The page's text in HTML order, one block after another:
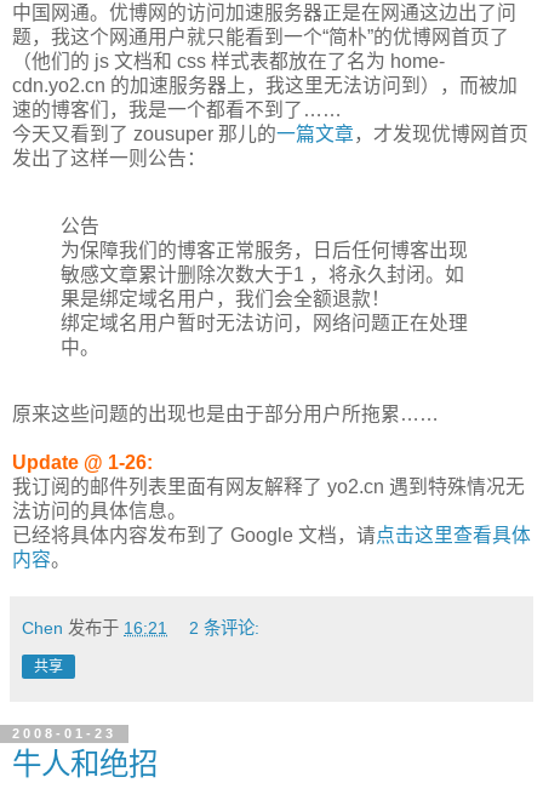
中国网通。优博网的访问加速服务器正是在网通这边出了问
题，我这个网通用户就只能看到一个“简朴”的优博网首页了
（他们的 js 文档和 css 样式表都放在了名为 home-
cdn.yo2.cn 的加速服务器上，我这里无法访问到），而被加
速的博客们，我是一个都看不到了……
今天又看到了 zousuper 那儿的一篇文章，才发现优博网首页
发出了这样一则公告：
公告
为保障我们的博客正常服务，日后任何博客出现
敏感文章累计删除次数大于1 ，将永久封闭。如
果是绑定域名用户，我们会全额退款！
绑定域名用户暂时无法访问，网络问题正在处理
中。
原来这些问题的出现也是由于部分用户所拖累……
Update @ 1-26:
我订阅的邮件列表里面有网友解释了 yo2.cn 遇到特殊情况无
法访问的具体信息。
已经将具体内容发布到了 Google 文档，请点击这里查看具体
内容。
Chen 发布于 16:21 2 条评论:
共享
2008-01-23
牛人和绝招